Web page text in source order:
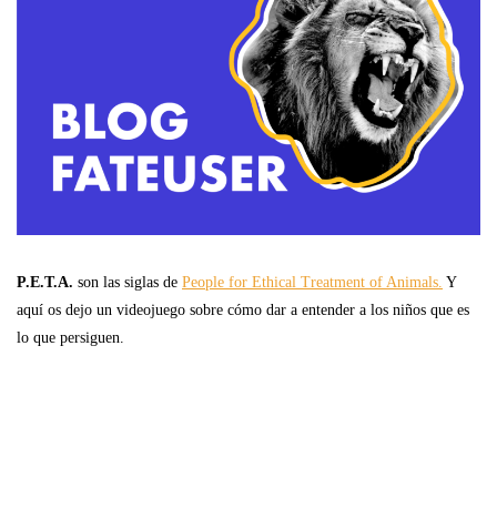
P.E.T.A. son las siglas de People for Ethical Treatment of Animals. Y
aquí os dejo un videojuego sobre cómo dar a entender a los niños que es
lo que persiguen.